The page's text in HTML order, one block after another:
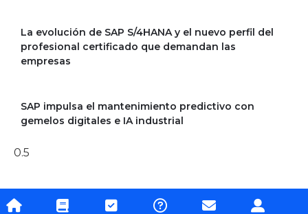
La evolución de SAP S/4HANA y el nuevo perfil del
profesional certificado que demandan las
empresas
SAP impulsa el mantenimiento predictivo con
gemelos digitales e IA industrial